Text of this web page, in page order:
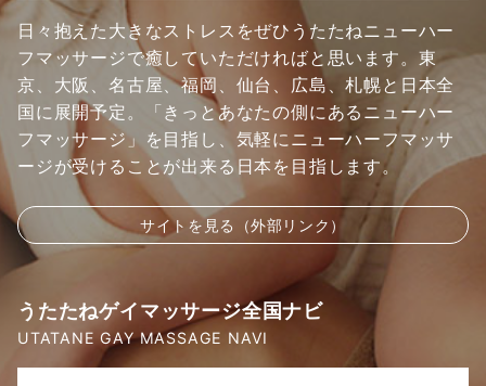
日々抱えた大きなストレスをぜひうたたねニューハー
フマッサージで癒していただければと思います。東
京、大阪、名古屋、福岡、仙台、広島、札幌と日本全
国に展開予定。「きっとあなたの側にあるニューハー
フマッサージ」を目指し、気軽にニューハーフマッサ
ージが受けることが出来る日本を目指します。
サイトを見る（外部リンク）
うたたねゲイマッサージ全国ナビ
UTATANE GAY MASSAGE NAVI